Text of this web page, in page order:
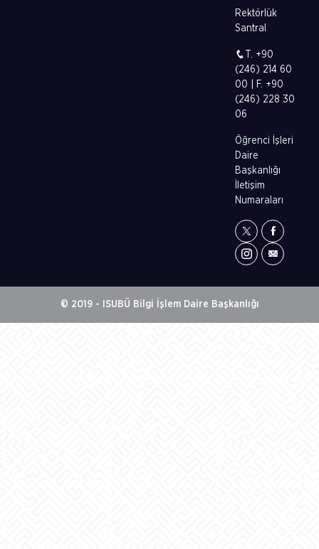
Rektörlük
Santral
T. +90
(246) 214 60
00 | F. +90
(246) 228 30
06
Öğrenci İşleri
Daire
Başkanlığı
İletişim
Numaraları
© 2019 - ISUBÜ Bilgi İşlem Daire Başkanlığı